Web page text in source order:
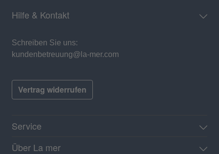
Hilfe & Kontakt
Schreiben Sie uns:
kundenbetreuung@la-mer.com
Vertrag widerrufen
Service
Über La mer